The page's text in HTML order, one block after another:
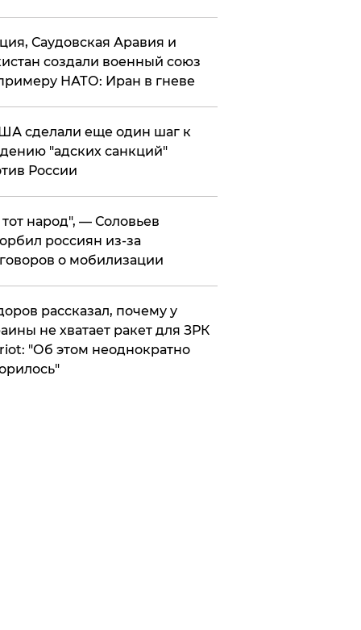
Саудовская Аравия и
создали военный союз
НАТО: Иран в гневе
сделали еще один шаг к
"адских санкций"
России
народ", — Соловьев
россиян из-за
о мобилизации
рассказал, почему у
не хватает ракет для ЗРК
"Об этом неоднократно